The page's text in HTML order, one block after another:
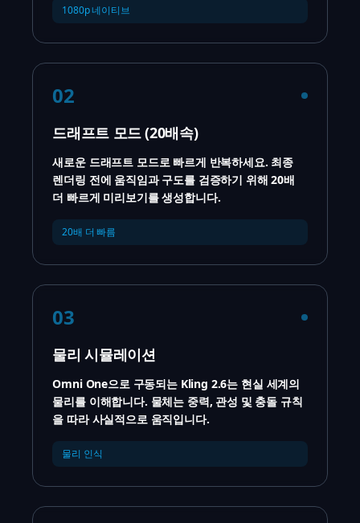
1080p 네이티브
02
드래프트 모드 (20배속)
새로운 드래프트 모드로 빠르게 반복하세요. 최종
렌더링 전에 움직임과 구도를 검증하기 위해 20배
더 빠르게 미리보기를 생성합니다.
20배 더 빠름
03
물리 시뮬레이션
Omni One으로 구동되는 Kling 2.6는 현실 세계의
물리를 이해합니다. 물체는 중력, 관성 및 충돌 규칙
을 따라 사실적으로 움직입니다.
물리 인식